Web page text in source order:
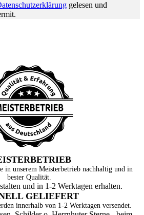
gelesen und
in unserem Meisterbetrieb nachhaltig und in
bester Qualität.
GELIEFERT
innerhalb von 1-2 Werktagen versendet.